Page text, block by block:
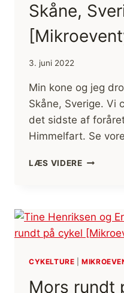
Skåne,
3. juni 2022
Min kone og jeg
Skåne, Sverige. Vi
det sidste af
Himmelfart. Se
LÆS VIDERE
SVERIGE
CYKELTURE |
Mors rundt